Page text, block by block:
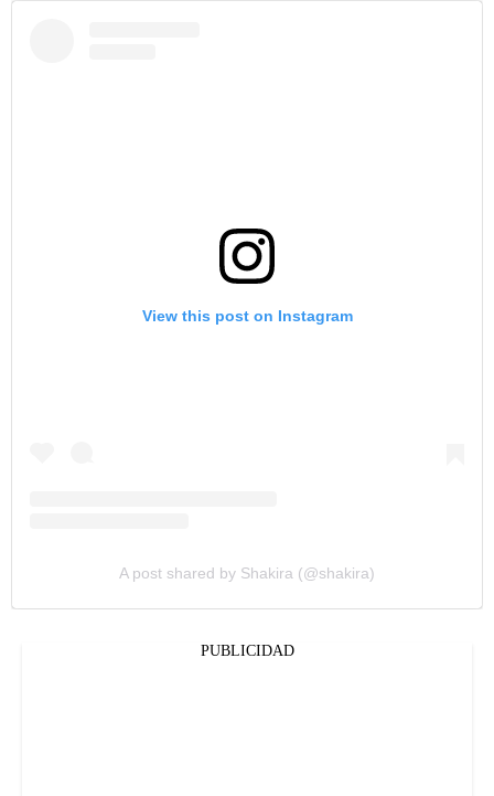
View this post on Instagram
A post shared by Shakira (@shakira)
PUBLICIDAD